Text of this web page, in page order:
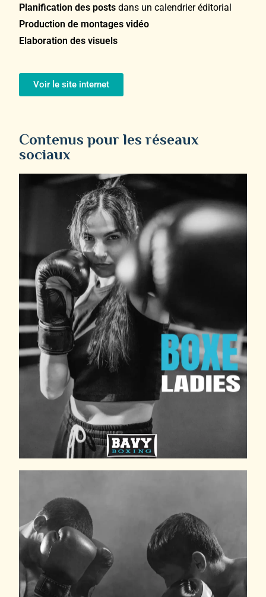
Planification des postsdans un calendrier éditorial
Production de montages vidéo
Elaboration des visuels
Voir le site internet
Contenus pour les réseaux
sociaux